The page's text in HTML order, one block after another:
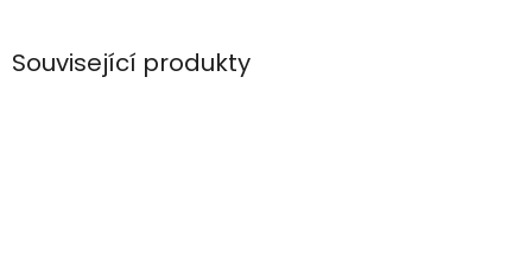
Související produkty